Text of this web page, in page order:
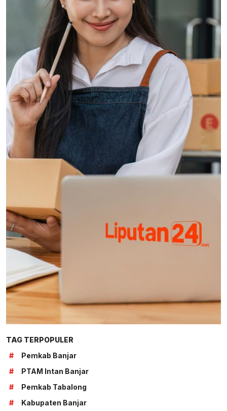
TAG TERPOPULER
#
Pemkab Banjar
#
PTAM Intan Banjar
#
Pemkab Tabalong
#
Kabupaten Banjar